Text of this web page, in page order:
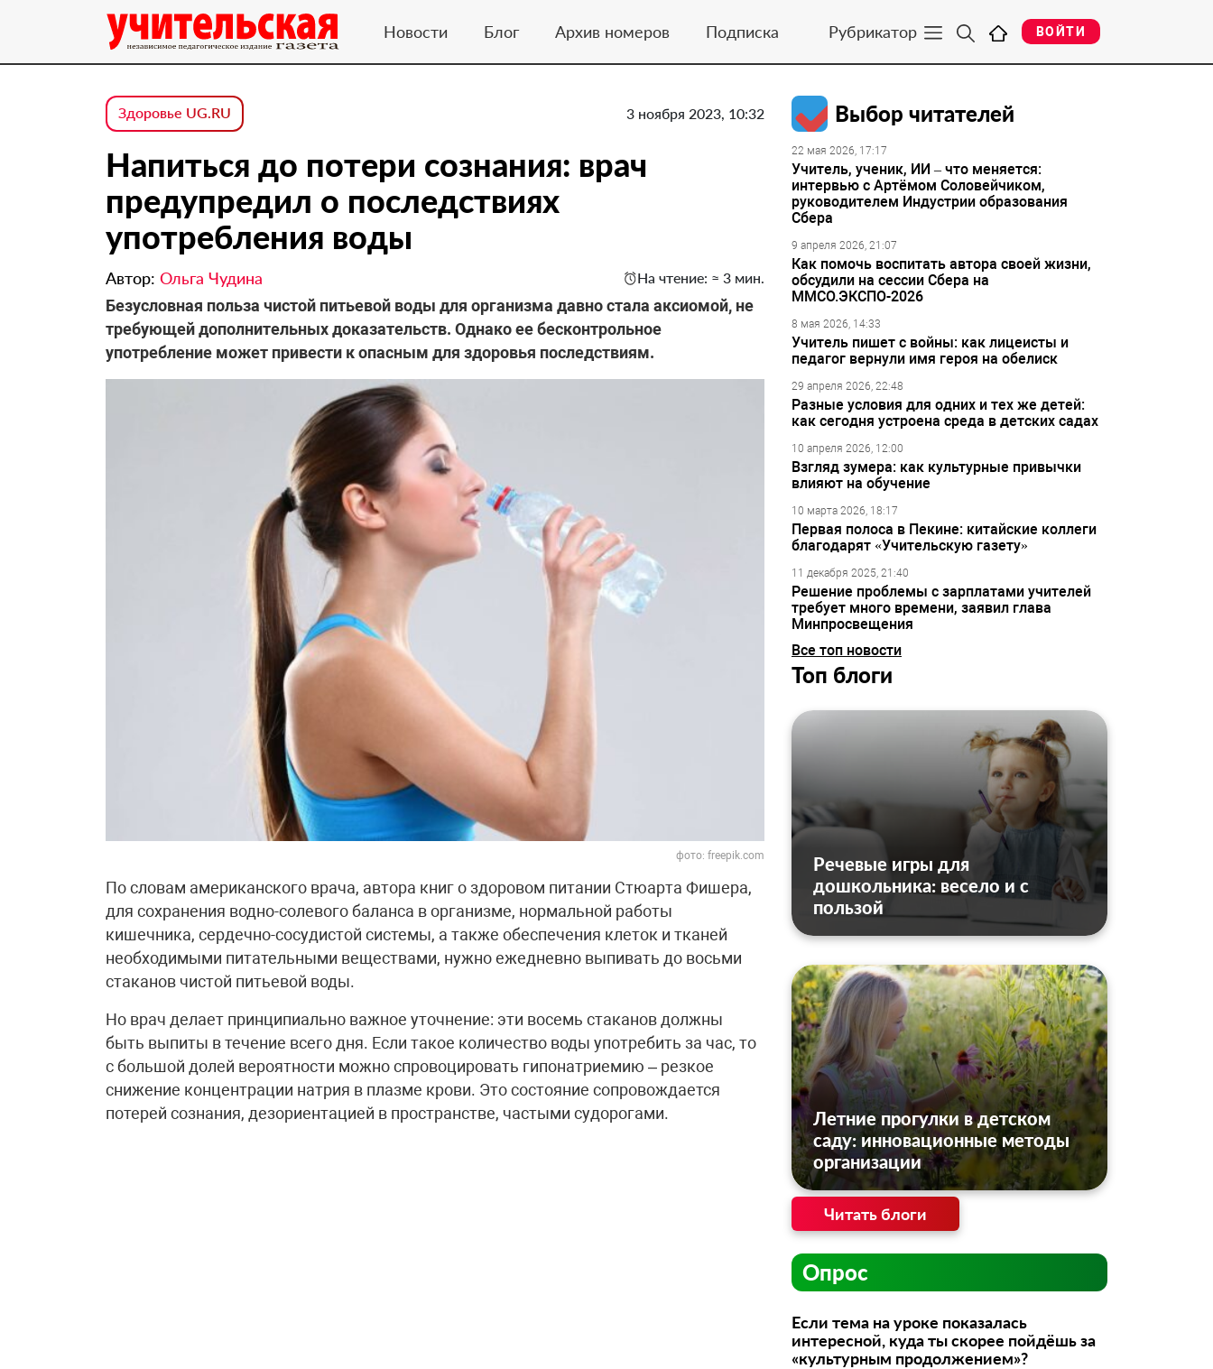
Новости Блог Архив номеров Подписка Рубрикатор ВОЙТИ
Здоровье UG.RU 3 ноября 2023, 10:32
Напиться до потери сознания: врач
предупредил о последствиях
употребления воды
Автор: Ольга Чудина На чтение: ≈ 3 мин.
Безусловная польза чистой питьевой воды для организма давно стала аксиомой, не
требующей дополнительных доказательств. Однако ее бесконтрольное
употребление может привести к опасным для здоровья последствиям.
фото: freepik.com
По словам американского врача, автора книг о здоровом питании Стюарта Фишера,
для сохранения водно-солевого баланса в организме, нормальной работы
кишечника, сердечно-сосудистой системы, а также обеспечения клеток и тканей
необходимыми питательными веществами, нужно ежедневно выпивать до восьми
стаканов чистой питьевой воды.
Но врач делает принципиально важное уточнение: эти восемь стаканов должны
быть выпиты в течение всего дня. Если такое количество воды употребить за час, то
с большой долей вероятности можно спровоцировать гипонатриемию – резкое
снижение концентрации натрия в плазме крови. Это состояние сопровождается
потерей сознания, дезориентацией в пространстве, частыми судорогами.
Выбор читателей
22 мая 2026, 17:17
Учитель, ученик, ИИ – что меняется:
интервью с Артёмом Соловейчиком,
руководителем Индустрии образования
Сбера
9 апреля 2026, 21:07
Как помочь воспитать автора своей жизни,
обсудили на сессии Сбера на
ММСО.ЭКСПО-2026
8 мая 2026, 14:33
Учитель пишет с войны: как лицеисты и
педагог вернули имя героя на обелиск
29 апреля 2026, 22:48
Разные условия для одних и тех же детей:
как сегодня устроена среда в детских садах
10 апреля 2026, 12:00
Взгляд зумера: как культурные привычки
влияют на обучение
10 марта 2026, 18:17
Первая полоса в Пекине: китайские коллеги
благодарят «Учительскую газету»
11 декабря 2025, 21:40
Решение проблемы с зарплатами учителей
требует много времени, заявил глава
Минпросвещения
Все топ новости
Топ блоги
Речевые игры для
дошкольника: весело и с
пользой
Летние прогулки в детском
саду: инновационные методы
организации
Читать блоги
Опрос
Если тема на уроке показалась
интересной, куда ты скорее пойдёшь за
«культурным продолжением»?